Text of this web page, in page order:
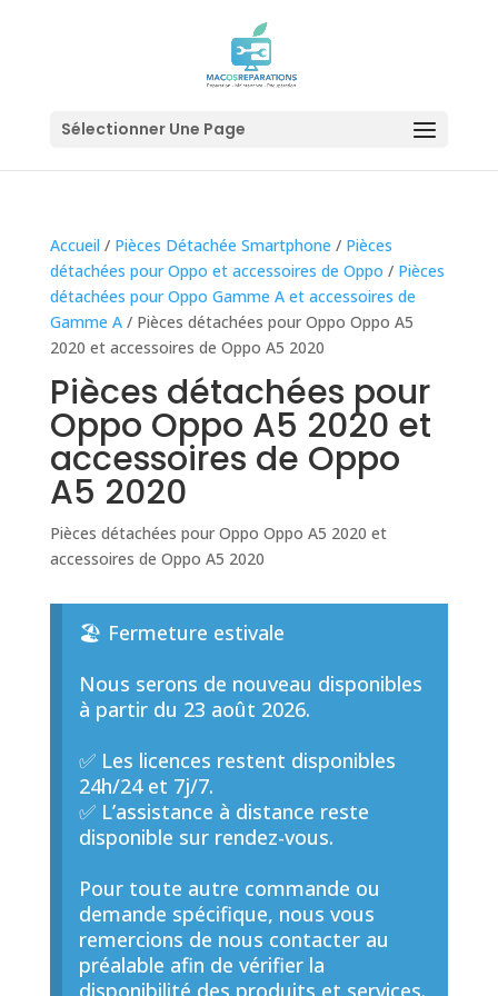
Sélectionner Une Page
Accueil / Pièces Détachée Smartphone / Pièces
détachées pour Oppo et accessoires de Oppo / Pièces
détachées pour Oppo Gamme A et accessoires de
Gamme A/ Pièces détachées pour Oppo Oppo A5
2020 et accessoires de Oppo A5 2020
Pièces détachées pour
Oppo Oppo A5 2020 et
accessoires de Oppo
A5 2020
Pièces détachées pour Oppo Oppo A5 2020 et
accessoires de Oppo A5 2020
🏖️ Fermeture estivale
Nous serons de nouveau disponibles
à partir du 23 août 2026.
✅ Les licences restent disponibles
24h/24 et 7j/7.
✅ L’assistance à distance reste
disponible sur rendez-vous.
Pour toute autre commande ou
demande spécifique, nous vous
remercions de nous contacter au
préalable afin de vérifier la
disponibilité des produits et services.